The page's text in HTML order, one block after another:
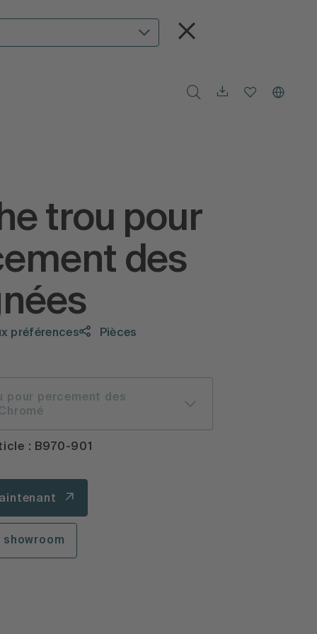
trou pour
des
préférences Pièces
pour percement des
: B970-901
showroom